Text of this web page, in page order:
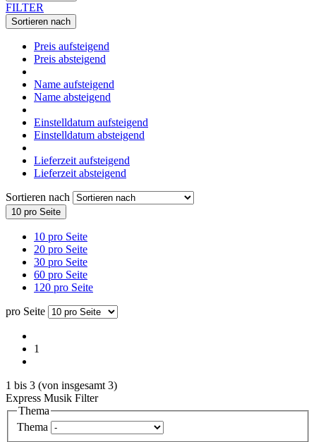
FILTER
Sortieren nach
Preis aufsteigend
Preis absteigend
Name aufsteigend
Name absteigend
Einstelldatum aufsteigend
Einstelldatum absteigend
Lieferzeit aufsteigend
Lieferzeit absteigend
Sortieren nach
10 pro Seite
10 pro Seite
20 pro Seite
30 pro Seite
60 pro Seite
120 pro Seite
pro Seite
1
1 bis 3 (von insgesamt 3)
Express Musik Filter
Thema
Thema